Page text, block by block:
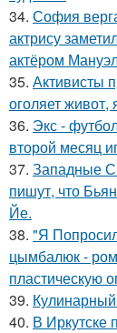
34. София
актрису
актёром
35. Активисты
оголяет живот,
36. Экс -
второй месяц
37. Западные
пишут, что
Йе.
38. "Я
цымбалюк -
пластическую
39. Кулинарный
40. В Иркутске